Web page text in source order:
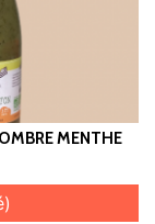
MENTHE